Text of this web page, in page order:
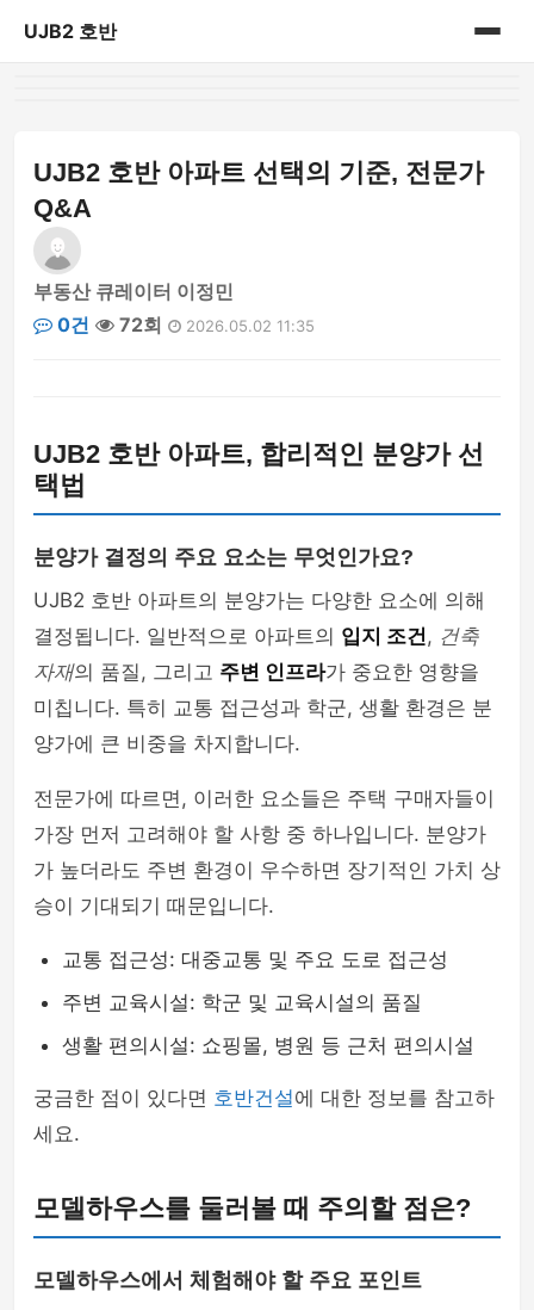
UJB2 호반
UJB2 호반 아파트 선택의 기준, 전문가
Q&A
부동산 큐레이터 이정민
0건
72회 2026.05.02 11:35
UJB2 호반 아파트, 합리적인 분양가 선
택법
분양가 결정의 주요 요소는 무엇인가요?
UJB2 호반 아파트의 분양가는 다양한 요소에 의해
결정됩니다. 일반적으로 아파트의 입지 조건, 건축
자재의 품질, 그리고 주변 인프라가 중요한 영향을
미칩니다. 특히 교통 접근성과 학군, 생활 환경은 분
양가에 큰 비중을 차지합니다.
전문가에 따르면, 이러한 요소들은 주택 구매자들이
가장 먼저 고려해야 할 사항 중 하나입니다. 분양가
가 높더라도 주변 환경이 우수하면 장기적인 가치 상
승이 기대되기 때문입니다.
교통 접근성: 대중교통 및 주요 도로 접근성
주변 교육시설: 학군 및 교육시설의 품질
생활 편의시설: 쇼핑몰, 병원 등 근처 편의시설
궁금한 점이 있다면 호반건설 에 대한 정보를 참고하
세요.
모델하우스를 둘러볼 때 주의할 점은?
모델하우스에서 체험해야 할 주요 포인트